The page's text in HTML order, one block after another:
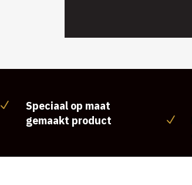
N
Speciaal op maat
gemaakt product
N